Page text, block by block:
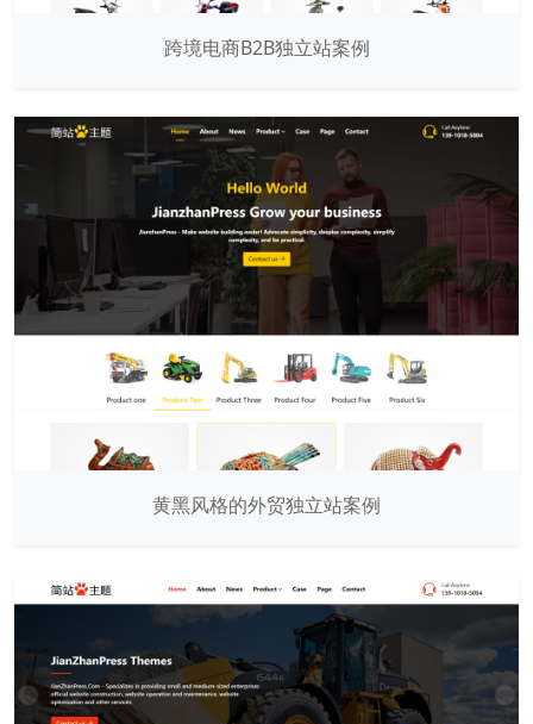
跨境电商B2B独立站案例
黄黑风格的外贸独立站案例